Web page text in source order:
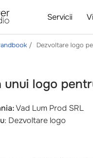
Servicii
Dezvoltare logo
unui logo
Vad Lum Prod SRL
: Dezvoltare logo